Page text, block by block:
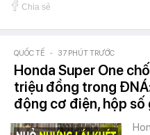
Chia sẻ
QUỐC TẾ - 37 PHÚT TRƯỚC
Honda Super One
triệu đồng trong
động cơ điện, hộp số